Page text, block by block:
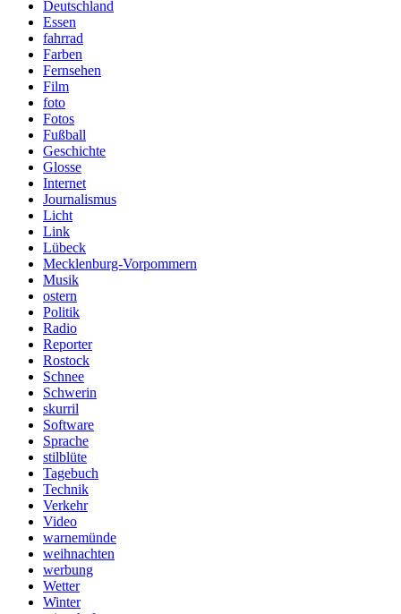
Deutschland
Essen
fahrrad
Farben
Fernsehen
Film
foto
Fotos
Fußball
Geschichte
Glosse
Internet
Journalismus
Licht
Link
Lübeck
Mecklenburg-Vorpommern
Musik
ostern
Politik
Radio
Reporter
Rostock
Schnee
Schwerin
skurril
Software
Sprache
stilblüte
Tagebuch
Technik
Verkehr
Video
warnemünde
weihnachten
werbung
Wetter
Winter